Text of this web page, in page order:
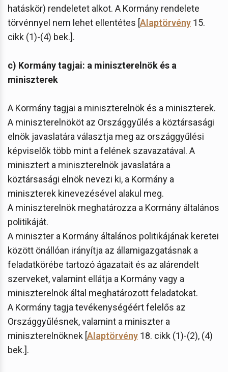
hatáskör) rendeletet alkot. A Kormány rendelete
törvénnyel nem lehet ellentétes [Alaptörvény 15.
cikk (1)-(4) bek.].
c) Kormány tagjai: a miniszterelnök és a
miniszterek
A Kormány tagjai a miniszterelnök és a miniszterek.
A miniszterelnököt az Országgyűlés a köztársasági
elnök javaslatára választja meg az országgyűlési
képviselők több mint a felének szavazatával. A
minisztert a miniszterelnök javaslatára a
köztársasági elnök nevezi ki, a Kormány a
miniszterek kinevezésével alakul meg.
A miniszterelnök meghatározza a Kormány általános
politikáját.
A miniszter a Kormány általános politikájának keretei
között önállóan irányítja az államigazgatásnak a
feladatkörébe tartozó ágazatait és az alárendelt
szerveket, valamint ellátja a Kormány vagy a
miniszterelnök által meghatározott feladatokat.
A Kormány tagja tevékenységéért felelős az
Országgyűlésnek, valamint a miniszter a
miniszterelnöknek [Alaptörvény 18. cikk (1)-(2), (4)
bek.].